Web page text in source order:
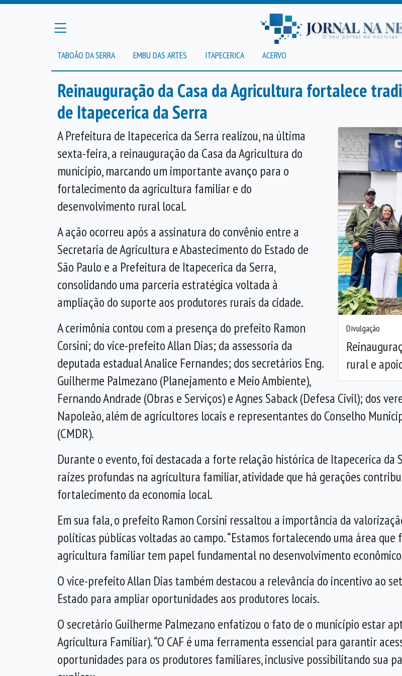
TABOÃO DA SERRA EMBU DAS ARTES ITAPECERICA ACERVO
Reinauguração da Casa da Agricultura fortalece
de Itapecerica da Serra
Divulgação
rural e
Anterior
A Prefeitura de Itapecerica da Serra realizou, na última
sexta-feira, a reinauguração da Casa da Agricultura do
município, marcando um importante avanço para o
fortalecimento da agricultura familiar e do
desenvolvimento rural local.
A ação ocorreu após a assinatura do convênio entre a
Secretaria de Agricultura e Abastecimento do Estado de
São Paulo e a Prefeitura de Itapecerica da Serra,
consolidando uma parceria estratégica voltada à
ampliação do suporte aos produtores rurais da cidade.
A cerimônia contou com a presença do prefeito Ramon
Corsini; do vice-prefeito Allan Dias; da assessoria da
deputada estadual Analice Fernandes; dos secretários Eng.
Guilherme Palmezano (Planejamento e Meio Ambiente),
Fernando Andrade (Obras e Serviços) e Agnes Saback (Defesa Civil); dos
Napoleão, além de agricultores locais e representantes do Conselho
(CMDR).
Durante o evento, foi destacada a forte relação histórica de Itapecerica da
raízes profundas na agricultura familiar, atividade que há gerações
fortalecimento da economia local.
Em sua fala, o prefeito Ramon Corsini ressaltou a importância da
políticas públicas voltadas ao campo. “Estamos fortalecendo uma área
agricultura familiar tem papel fundamental no desenvolvimento
O vice-prefeito Allan Dias também destacou a relevância do incentivo ao
Estado para ampliar oportunidades aos produtores locais.
O secretário Guilherme Palmezano enfatizou o fato de o município estar
Agricultura Familiar). “O CAF é uma ferramenta essencial para garantir
oportunidades para os produtores familiares, inclusive possibilitando sua